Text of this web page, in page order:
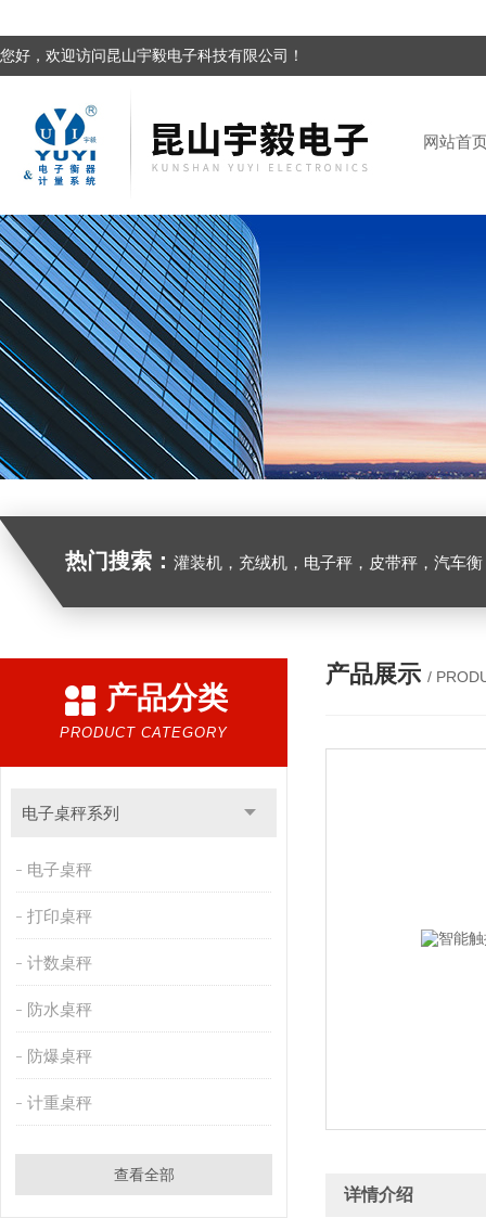
您好，欢迎访问昆山宇毅电子科技有限公司！
网站首
热门搜索： 灌装机，充绒机，电子秤，皮带秤，汽车
产品分类
PRODUCT CATEGORY
电子桌秤系列
电子桌秤
打印桌秤
计数桌秤
防水桌秤
防爆桌秤
计重桌秤
查看全部
产品展示 /
详情介绍